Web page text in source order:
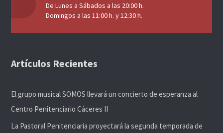
De Lunes a Sábados a las 20:00 h.
Domingos a las 11:00 h. y 12:30 h.
Artículos Recientes
El grupo musical SOMOS llevará un concierto de esperanza al
Centro Penitenciario Cáceres II
La Pastoral Penitenciaria proyectará la segunda temporada de